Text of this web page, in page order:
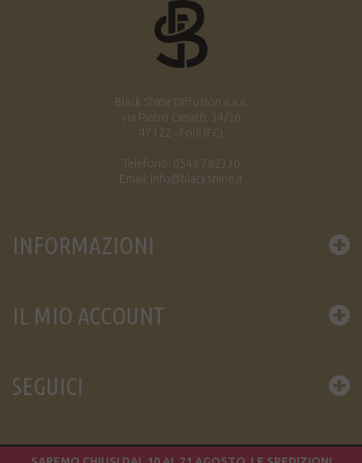
Black Shine Diffusion s.a.s.
via Pietro Cimatti, 34/36
47122 - Forlì (FC)
Telefono: 0543 782330
Email: info@blackshine.it
INFORMAZIONI
IL MIO ACCOUNT
SEGUICI